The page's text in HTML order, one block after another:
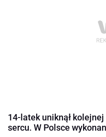
14-latek uniknął
sercu. W Polsce